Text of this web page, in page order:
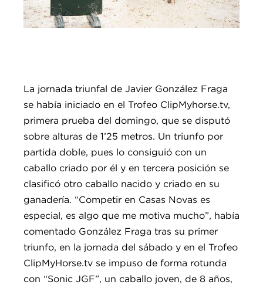
La jornada triunfal de Javier González Fraga
se había iniciado en el Trofeo ClipMyhorse.tv,
primera prueba del domingo, que se disputó
sobre alturas de 1’25 metros. Un triunfo por
partida doble, pues lo consiguió con un
caballo criado por él y en tercera posición se
clasificó otro caballo nacido y criado en su
ganadería. “Competir en Casas Novas es
especial, es algo que me motiva mucho”, había
comentado González Fraga tras su primer
triunfo, en la jornada del sábado y en el Trofeo
ClipMyHorse.tv se impuso de forma rotunda
con “Sonic JGF”, un caballo joven, de 8 años,